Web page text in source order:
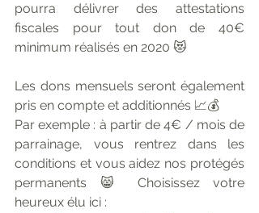
pourra délivrer des attestations
fiscales pour tout don de 40€
minimum réalisés en 2020 😻
Les dons mensuels seront également
pris en compte et additionnés 📈💰
Par exemple : à partir de 4€ / mois de
parrainage, vous rentrez dans les
conditions et vous aidez nos protégés
permanents 😸 Choisissez votre
heureux élu ici :